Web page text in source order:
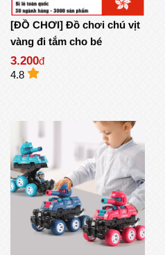
[ĐỒ CHƠI] Đồ chơi chú vịt
vàng đi tắm cho bé
3.200đ
4.8